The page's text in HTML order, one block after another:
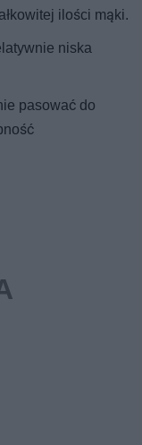
ilości mąki.
niska
pasować do